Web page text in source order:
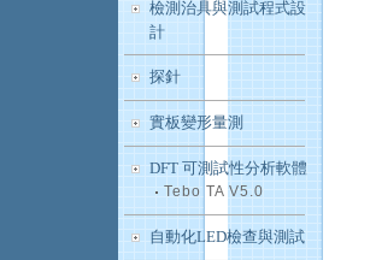
檢測治具與測試程式設
計
探針
實板變形量測
DFT 可測試性分析軟體
Tebo TA V5.0
自動化LED檢查與測試